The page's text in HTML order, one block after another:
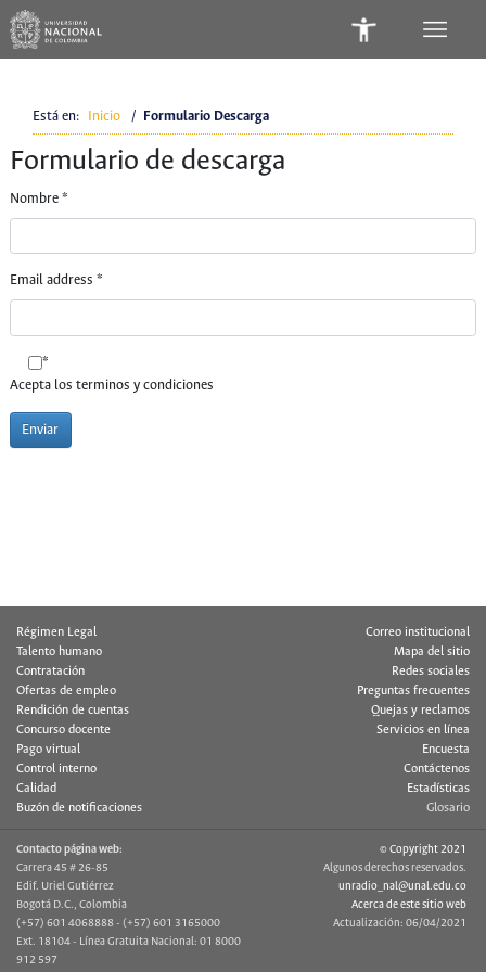
Está en: Inicio / Formulario Descarga
Formulario de descarga
Nombre *
Email address *
*
Acepta los terminos y condiciones
Enviar
Régimen Legal
Talento humano
Contratación
Ofertas de empleo
Rendición de cuentas
Concurso docente
Pago virtual
Control interno
Calidad
Buzón de notificaciones
Correo institucional
Mapa del sitio
Redes sociales
Preguntas frecuentes
Quejas y reclamos
Servicios en línea
Encuesta
Contáctenos
Estadísticas
Glosario
Contacto página web:
Carrera 45 # 26-85
Edif. Uriel Gutiérrez
Bogotá D.C., Colombia
(+57) 601 4068888 - (+57) 601 3165000
Ext. 18104 - Línea Gratuita Nacional: 01 8000
912 597
© Copyright 2021
Algunos derechos reservados.
unradio_nal@unal.edu.co
Acerca de este sitio web
Actualización: 06/04/2021